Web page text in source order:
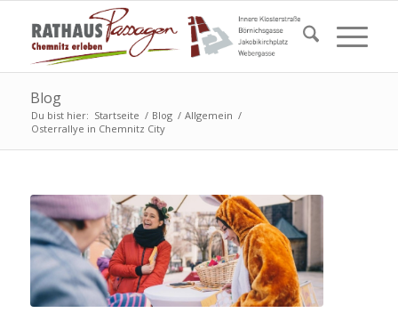
Blog
Du bist hier: Startseite / Blog / Allgemein /
Osterrallye in Chemnitz City